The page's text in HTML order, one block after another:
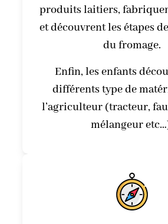
produits laitiers,
et découvrent les étapes
du fromage.
Enfin, les enfants
différents type de
l’agriculteur (tracteur,
mélangeur